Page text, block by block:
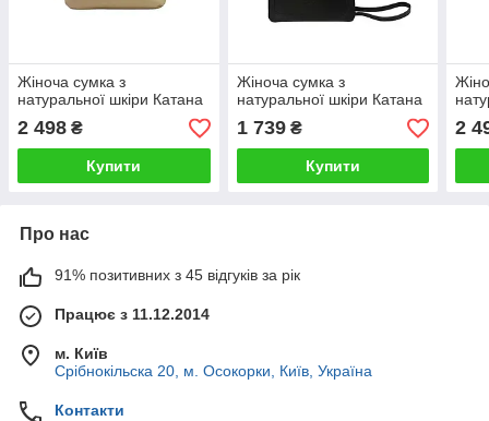
Жіноча сумка з
натуральної шкіри Катана
2 498 ₴
Купити
Жіноча сумка з
натуральної шкіри Катана
1 739₴
Купити
2
Про нас
91% позитивних з 45 відгуків за рік
Працює з 11.12.2014
м. Київ
Срібнокільска 20, м. Осокорки, Київ, Україна
Контакти